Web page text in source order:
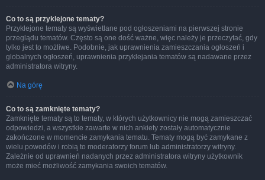
Co to są przyklejone tematy?
Przyklejone tematy są wyświetlane pod ogłoszeniami na pierwszej stronie
przeglądu tematów. Często są one dość ważne, więc należy je przeczytać, gdy
tylko jest to możliwe. Podobnie, jak uprawnienia zamieszczania ogłoszeń i
globalnych ogłoszeń, uprawnienia przyklejania tematów są nadawane przez
administratora witryny.
Na górę
Co to są zamknięte tematy?
Zamknięte tematy są to tematy, w których użytkownicy nie mogą zamieszczać
odpowiedzi, a wszystkie zawarte w nich ankiety zostały automatycznie
zakończone w momencie zamykania tematu. Tematy mogą być zamykane z
wielu powodów i robią to moderatorzy forum lub administratorzy witryny.
Zależnie od uprawnień nadanych przez administratora witryny użytkownik
może mieć możliwość zamykania swoich tematów.